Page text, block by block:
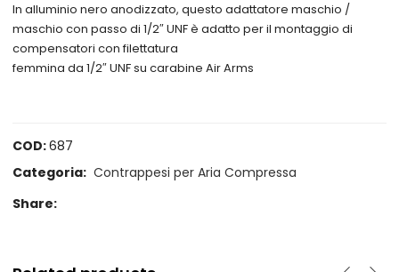
In alluminio nero anodizzato, questo adattatore maschio /
maschio con passo di 1/2″ UNF è adatto per il montaggio di
compensatori con filettatura
femmina da 1/2″ UNF su carabine Air Arms
COD:687
Categoria: Contrappesi per Aria Compressa
Share: